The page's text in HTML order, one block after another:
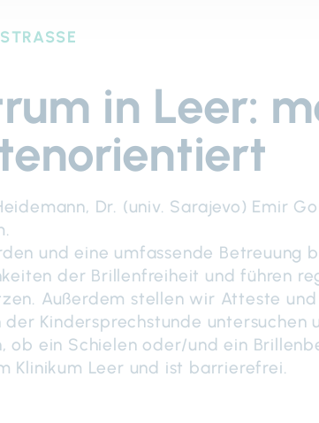
in Leer:
Dr. (univ. Sarajevo) Emir
und eine umfassende Betreuung
der Brillenfreiheit und führen
Außerdem stellen wir Atteste
Kindersprechstunde untersuchen
ob ein Schielen oder/und ein
Klinikum Leer und ist barrierefrei.